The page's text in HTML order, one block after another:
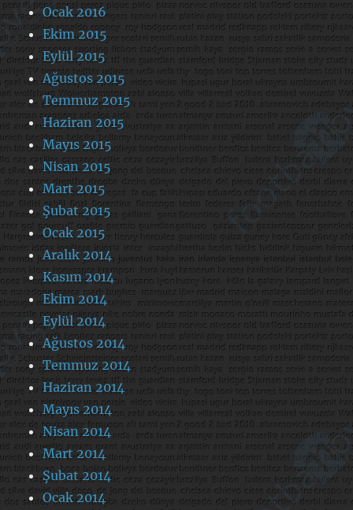
Ocak 2016
Ekim 2015
Eylül 2015
Ağustos 2015
Temmuz 2015
Haziran 2015
Mayıs 2015
Nisan 2015
Mart 2015
Şubat 2015
Ocak 2015
Aralık 2014
Kasım 2014
Ekim 2014
Eylül 2014
Ağustos 2014
Temmuz 2014
Haziran 2014
Mayıs 2014
Nisan 2014
Mart 2014
Şubat 2014
Ocak 2014